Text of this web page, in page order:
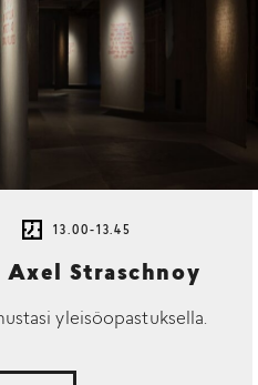
13.00-13.45
Straschnoy
yleisöopastuksella.